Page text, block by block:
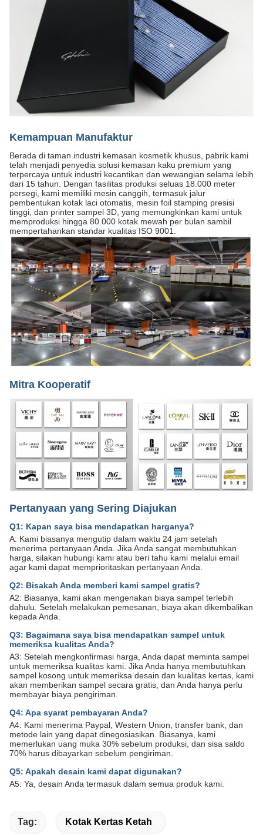
Kemampuan Manufaktur
Berada di taman industri kemasan kosmetik khusus, pabrik kami
telah menjadi penyedia solusi kemasan kaku premium yang
terpercaya untuk industri kecantikan dan wewangian selama lebih
dari 15 tahun. Dengan fasilitas produksi seluas 18.000 meter
persegi, kami memiliki mesin canggih, termasuk jalur
pembentukan kotak laci otomatis, mesin foil stamping presisi
tinggi, dan printer sampel 3D, yang memungkinkan kami untuk
memproduksi hingga 80.000 kotak mewah per bulan sambil
mempertahankan standar kualitas ISO 9001.
Mitra Kooperatif
Pertanyaan yang Sering Diajukan
Q1: Kapan saya bisa mendapatkan harganya?
A: Kami biasanya mengutip dalam waktu 24 jam setelah
menerima pertanyaan Anda. Jika Anda sangat membutuhkan
harga, silakan hubungi kami atau beri tahu kami melalui email
agar kami dapat memprioritaskan pertanyaan Anda.
Q2: Bisakah Anda memberi kami sampel gratis?
A2: Biasanya, kami akan mengenakan biaya sampel terlebih
dahulu. Setelah melakukan pemesanan, biaya akan dikembalikan
kepada Anda.
Q3: Bagaimana saya bisa mendapatkan sampel untuk
memeriksa kualitas Anda?
A3: Setelah mengkonfirmasi harga, Anda dapat meminta sampel
untuk memeriksa kualitas kami. Jika Anda hanya membutuhkan
sampel kosong untuk memeriksa desain dan kualitas kertas, kami
akan memberikan sampel secara gratis, dan Anda hanya perlu
membayar biaya pengiriman.
Q4: Apa syarat pembayaran Anda?
A4: Kami menerima Paypal, Western Union, transfer bank, dan
metode lain yang dapat dinegosiasikan. Biasanya, kami
memerlukan uang muka 30% sebelum produksi, dan sisa saldo
70% harus dibayarkan sebelum pengiriman.
Q5: Apakah desain kami dapat digunakan?
A5: Ya, desain Anda termasuk dalam semua produk kami.
Tag: Kotak Kertas Ketah